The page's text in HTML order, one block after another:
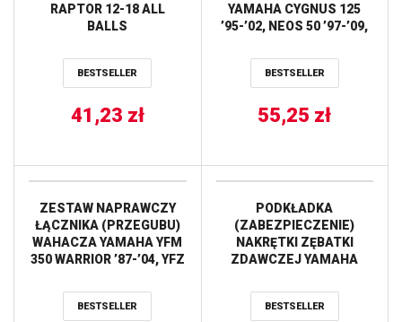
RAPTOR 12-18 ALL
BALLS
BESTSELLER
41,23 zł
YAMAHA CYGNUS 125
’95-’02, NEOS 50 ’97-’09,
’86-’04, YFA 125 ’91-’93,
YFM 200 ’86-’89, YFM
’88-’02 GALFER
BESTSELLER
55,25 zł
ZESTAW NAPRAWCZY
ŁĄCZNIKA (PRZEGUBU)
WAHACZA YAMAHA YFM
350 WARRIOR ’87-’04, YFZ
1002) PROX
BESTSELLER
PODKŁADKA
(ZABEZPIECZENIE)
NAKRĘTKI ZĘBATKI
ZDAWCZEJ YAMAHA
RAPTOR/WARRIOR (10
SZTUK) ALL BALLS
BESTSELLER